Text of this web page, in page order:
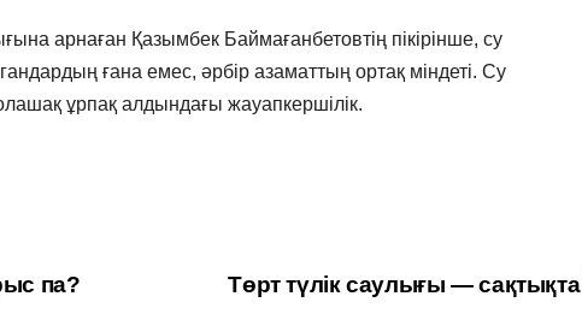
арнаған Қазымбек Баймағанбетовтің пікірінше, су
ғана емес, әрбір азаматтың ортақ міндеті. Су
ұрпақ алдындағы жауапкершілік.
Төрт түлік саулығы — сақтықта
па?